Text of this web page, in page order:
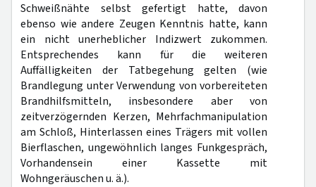
Schweißnähte selbst gefertigt hatte, davon
ebenso wie andere Zeugen Kenntnis hatte, kann
ein nicht unerheblicher Indizwert zukommen.
Entsprechendes kann für die weiteren
Auffälligkeiten der Tatbegehung gelten (wie
Brandlegung unter Verwendung von vorbereiteten
Brandhilfsmitteln, insbesondere aber von
zeitverzögernden Kerzen, Mehrfachmanipulation
am Schloß, Hinterlassen eines Trägers mit vollen
Bierflaschen, ungewöhnlich langes Funkgespräch,
Vorhandensein einer Kassette mit
Wohngeräuschen u. ä.).